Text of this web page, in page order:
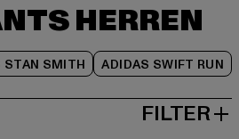
HERREN
STAN SMITH ADIDAS SWIFT RUN
FILTER